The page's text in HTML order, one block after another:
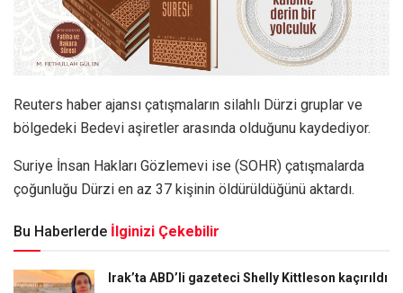
Reuters haber ajansı çatışmaların silahlı Dürzi gruplar ve
bölgedeki Bedevi aşiretler arasında olduğunu kaydediyor.
Suriye İnsan Hakları Gözlemevi ise (SOHR) çatışmalarda
çoğunluğu Dürzi en az 37 kişinin öldürüldüğünü aktardı.
Bu Haberlerde İlginizi Çekebilir
Irak’ta ABD’li gazeteci Shelly Kittleson kaçırıldı